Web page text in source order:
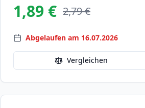
1,89 € 2,79 €
Abgelaufen am 16.07.2026
Vergleichen